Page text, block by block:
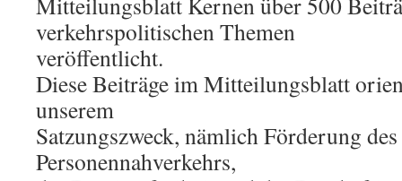
verkehrspolitischen Themen
veröffentlicht.
Diese Beiträge im Mitteilungsblatt
unserem
Satzungszweck, nämlich Förderung
Personennahverkehrs,